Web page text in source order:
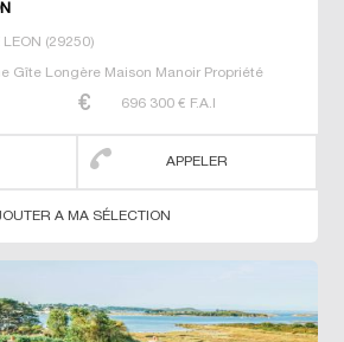
LEON (29250)
Gîte Longère Maison Manoir Propriété
696 300 € F.A.I
APPELER
A MA SÉLECTION